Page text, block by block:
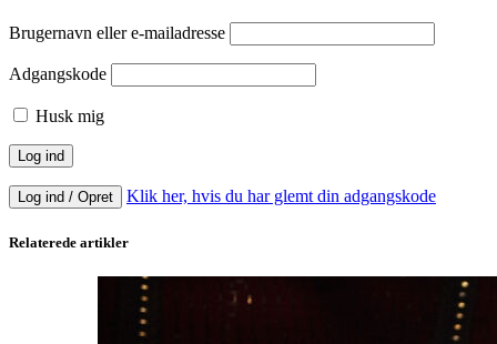
Brugernavn eller e-mailadresse
Adgangskode
Husk mig
Log ind / Opret Klik her, hvis du har glemt din adgangskode
Relaterede artikler